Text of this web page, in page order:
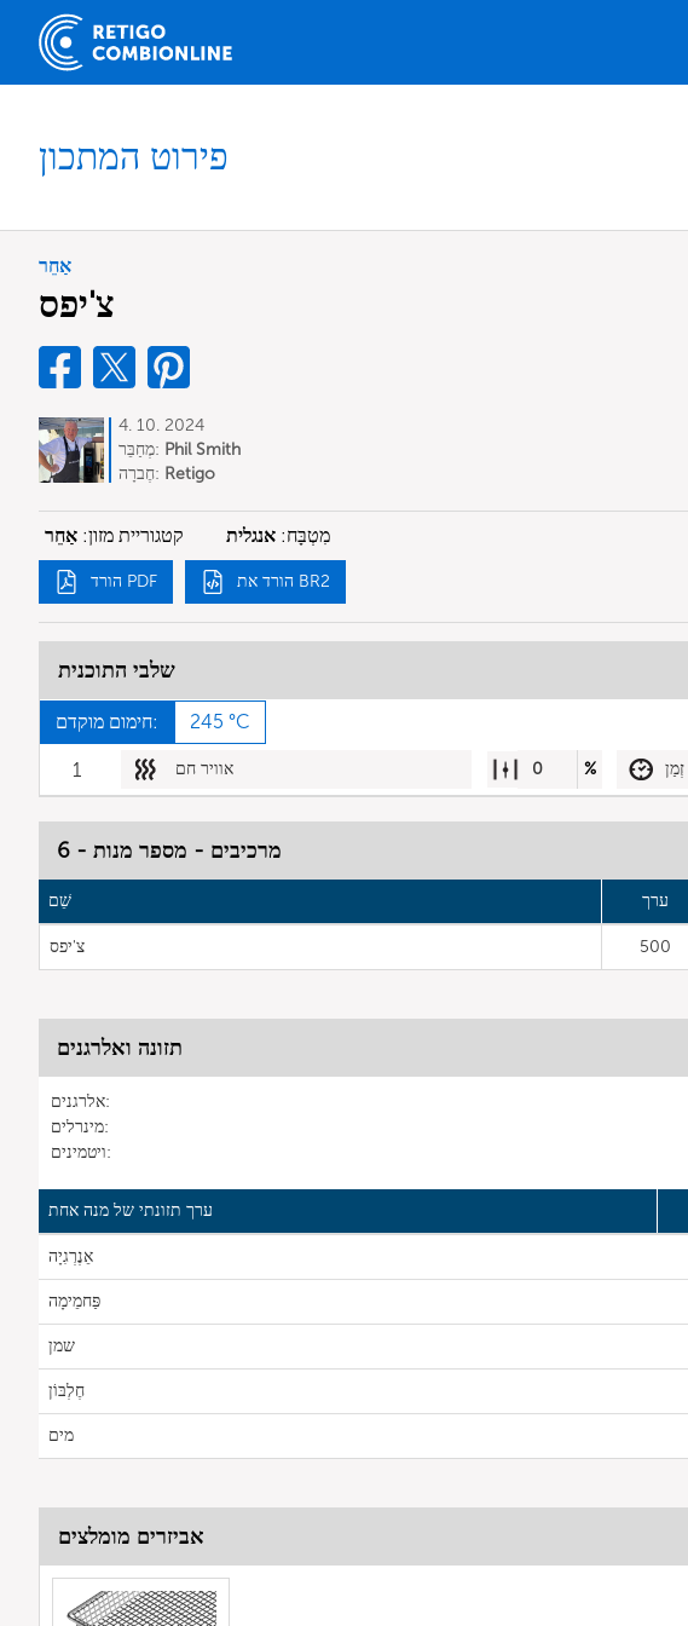
פירוט המתכון
אַחֵר
צ'יפס
4. 10. 2024
מְחַבֵּר: Phil Smith
חֶברָה: Retigo
קטגוריית מזון: אַחֵר מִטְבָּח: אנגלית
הורד PDF הורד את BR2
שלבי התוכנית
חימום מוקדם: 245 °C
1 אוויר חם 0 % זְמַן
מרכיבים - מספר מנות - 6
שֵׁם ערך
צ'יפס 500
תזונה ואלרגנים
אלרגנים:
מינרלים:
ויטמינים:
ערך תזונתי של מנה אחת
אֵנֶרְגִיָה
פַּחמֵימָה
שמן
חֶלְבּוֹן
מים
אביזרים מומלצים